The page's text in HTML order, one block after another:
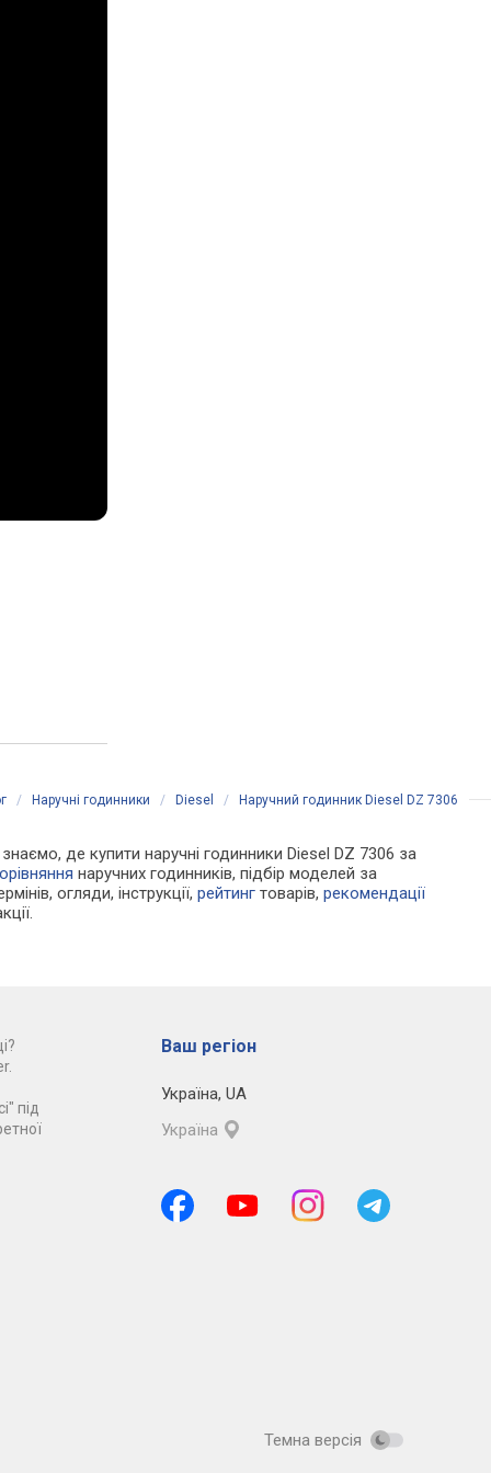
/ Наручні годинники / Diesel / Наручний годинник Diesel DZ 7306
де купити наручні годинники Diesel DZ 7306 за
наручних годинників, підбір моделей за
огляди, інструкції,рейтинг товарів,рекомендації
під
Ваш регіон
Україна, UA
Україна
Темна версія